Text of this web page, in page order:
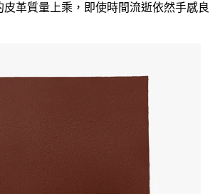
革質量上乘，即使時間流逝依然手感良